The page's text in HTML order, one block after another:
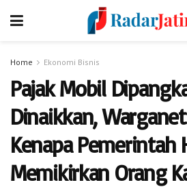
Home Ekonomi Bisnis
Pajak Mobil
Dinaikkan,
Kenapa Pemerintah
Memikirkan Orang